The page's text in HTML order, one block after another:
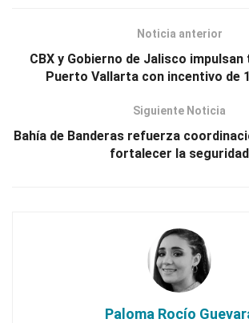
Noticia anterior
CBX y Gobierno de Jalisco
Puerto Vallarta con incentivo de
Siguiente Noticia
Bahía de Banderas refuerza
fortalecer la seguridad
Paloma Rocío